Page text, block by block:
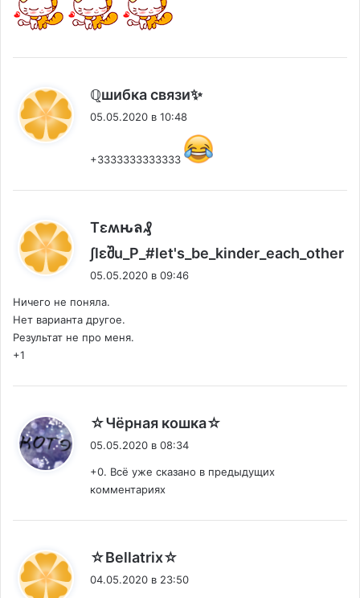
ℚшибка связи✨
05.05.2020 в 10:48
+3333333333333
Tεʍԋล₰
∫lεშu_P_#let's_be_kinder_each_other
05.05.2020 в 09:46
Ничего не поняла.
Нет варианта другое.
Результат не про меня.
+1
☆Чёрная кошка☆
05.05.2020 в 08:34
+0. Всё уже сказано в предыдущих
комментариях
☆Bellatrix☆
04.05.2020 в 23:50